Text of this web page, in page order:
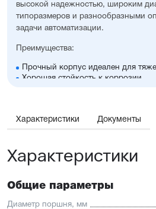
высокой надежностью, широким
типоразмеров и разнообразными
задачи автоматизации.
Преимущества:
Прочный корпус идеален для
Хорошая стойкость к коррозии
принадлежностей
Отличительные черты:
демпфирования
Шпильки из нержавеющей стали
Шток из хромированной стали с
Характеристики Документы
Характеристики
Общие параметры
Диаметр поршня, мм